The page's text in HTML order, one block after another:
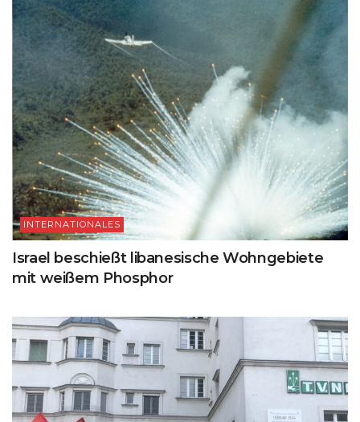
INTERNATIONALES
Israel beschießt libanesische Wohngebiete
mit weißem Phosphor